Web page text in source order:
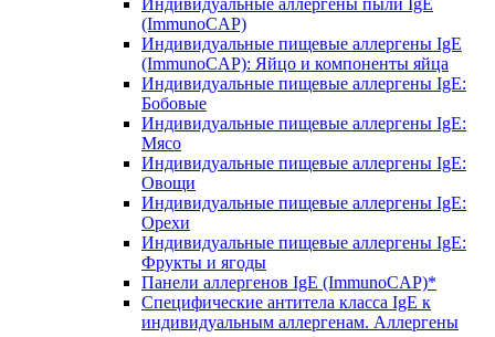
Индивидуальные аллергены пыли IgE
(ImmunoCAP)
Индивидуальные пищевые аллергены IgE
(ImmunoCAP): Яйцо и компоненты яйца
Индивидуальные пищевые аллергены IgE:
Бобовые
Индивидуальные пищевые аллергены IgE:
Мясо
Индивидуальные пищевые аллергены IgE:
Овощи
Индивидуальные пищевые аллергены IgE:
Орехи
Индивидуальные пищевые аллергены IgE:
Фрукты и ягоды
Панели аллергенов IgE (ImmunoCAP)*
Специфические антитела класса IgE к
индивидуальным аллергенам. Аллергены